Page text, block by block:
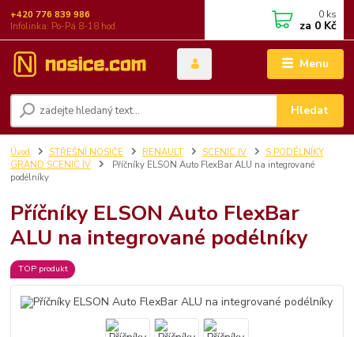
Menu
Hledat
+420 776 839 986
Infolinka: Po-Pá 8-18 hod.
0 ks
za 0 Kč
Úvod STŘEŠNÍ NOSIČE RENAULT SCENIC IV
S PODÉLNÍKY
GRAND SCENIC IV
Příčníky ELSON Auto FlexBar ALU na integrované
podélníky
Příčníky ELSON Auto FlexBar
ALU na integrované podélníky
TOP produkt